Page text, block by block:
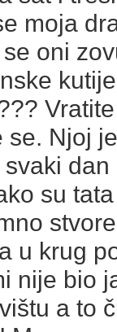
moja
se oni
se. Njoj
svaki
su
u krug
nije bio
a to